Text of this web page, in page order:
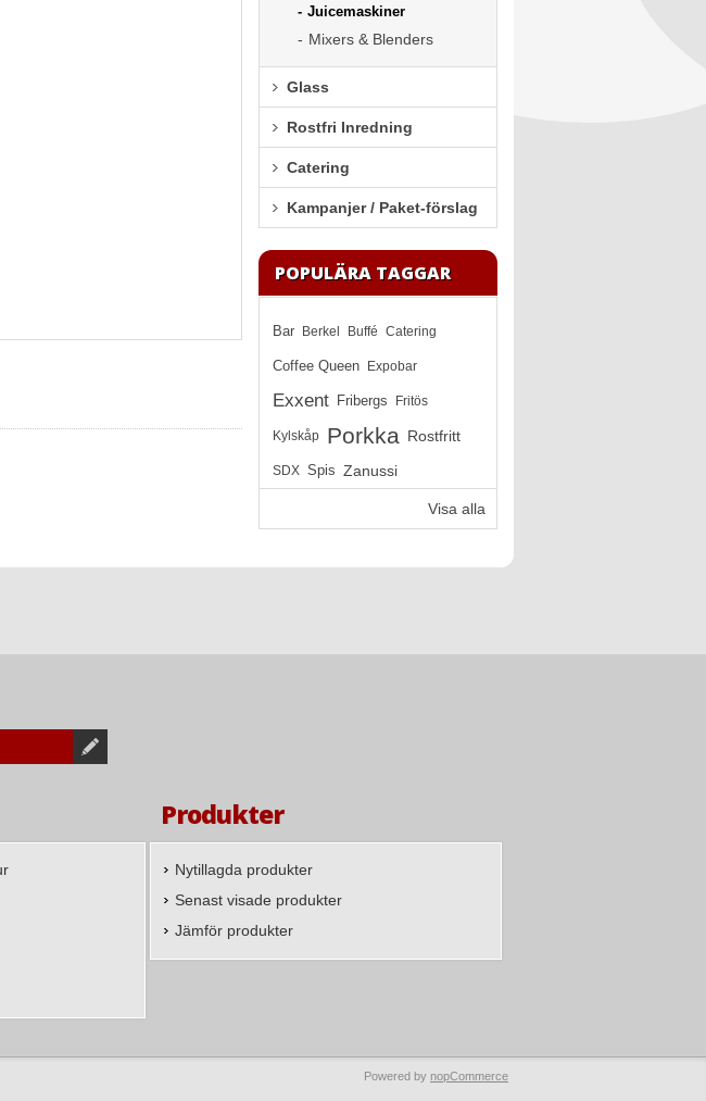
Juicemaskiner
Mixers & Blenders
Glass
Rostfri Inredning
Catering
Kampanjer / Paket-förslag
POPULÄRA TAGGAR
Bar Berkel Buffé Catering
Coffee Queen Expobar
Exxent Fribergs Fritös
Kylskåp Porkka Rostfritt
SDX Spis Zanussi
Visa alla
Produkter
Nytillagda produkter
Senast visade produkter
Jämför produkter
Powered by nopCommerce